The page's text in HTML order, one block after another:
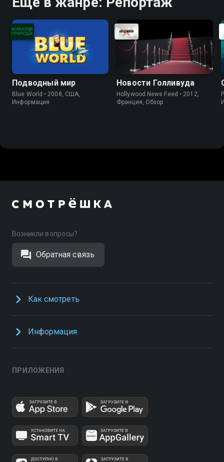
Подводный мир
Blue World • 2008, США,
Информация
Новости Голливуда
Hollywood News Feed • 2012,
Франция, Обзор
Возникли вопросы?
Обратная связь
Как смотреть
Информация
ПРИЛОЖЕНИЯ